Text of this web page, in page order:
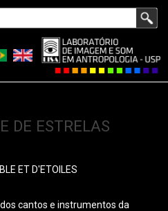
DE ESTRELAS
ET D'ETOILES
cantos e instrumentos da